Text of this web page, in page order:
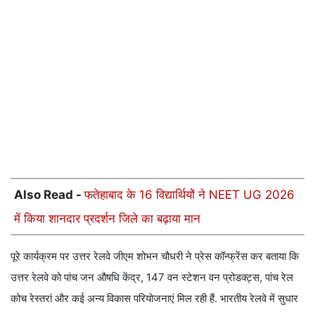
Also Read -फतेहाबाद के 16 विद्यार्थियों ने NEET UG 2026
में किया शानदार प्रदर्शन जिले का बढ़ाया मान
पूरे कार्यक्रम पर उत्तर रेलवे जीएम शोभन चौधरी ने प्रेस कॉन्फ्रेंस कर बताया कि
उत्तर रेलवे को पांच जन औषधि केंद्र, 147 वन स्टेशन वन प्रोडक्ट्स, पांच रेल
कोच रेस्तरां और कई अन्य विकास परियोजनाएं मिल रही हैं. भारतीय रेलवे में सुधार